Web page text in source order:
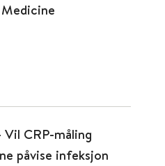
Vil CRP-måling
påvise infeksjon